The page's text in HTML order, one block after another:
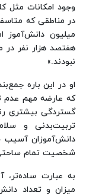
وجود امکانات مثل
میلیون دانش‌آموز
هفتصد هزار نفر در
نبودند.»
او در این باره
که عارضه مهم عدم
گستردگی بیشتری
تربیت‌بدنی و
دانش‌آموزان
شخصیت تمام ساحتی
به عبارت ساده‌تر،
میزان و تعداد